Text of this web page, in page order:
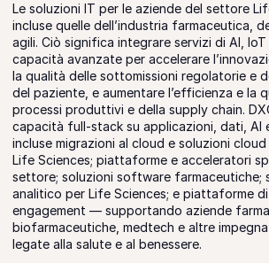
Le soluzioni IT per le aziende del settore
incluse quelle dell’industria farmaceutica,
agili. Ciò significa integrare servizi di AI,
capacità avanzate per accelerare
la qualità delle sottomissioni regolatorie e
del paziente, e aumentare l’efficienza e la
processi produttivi e della supply chain.
capacità full-stack su applicazioni, dati, AI
incluse migrazioni al cloud e soluzioni
Life Sciences; piattaforme e acceleratori
settore; soluzioni software farmaceutiche;
analitico per Life Sciences; e piattaforme
engagement — supportando aziende
biofarmaceutiche, medtech e altre
legate alla salute e al benessere.